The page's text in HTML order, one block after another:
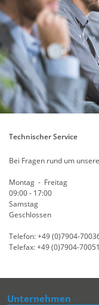
Technischer Service
Bei Fragen rund um
Montag - Freitag
09:00 - 17:00
Samstag
Geschlossen
Telefon: +49 (0)7904-
Telefax: +49 (0)7904-
Unternehmen